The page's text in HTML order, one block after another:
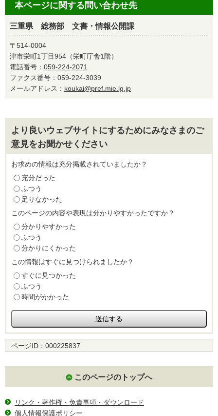
本ページに関する問い合わせ先
三重県 総務部 文書・情報公開課
〒514-0004
津市栄町1丁目954（栄町庁舎1階）
電話番号： 059-224-2071
ファクス番号：059-224-3039
メールアドレス： koukai@pref.mie.lg.jp
より良いウェブサイトにするためにみなさまのご
意見をお聞かせください
お求めの情報は充分掲載されていましたか？
充分だった
ふつう
足りなかった
このページの内容や表現は分かりやすかったですか？
分かりやすかった
ふつう
分かりにくかった
この情報はすぐに見つけられましたか？
すぐに見つかった
ふつう
時間がかかった
ページID： 000225837
このページのトップへ
リンク・著作権・免責事項・ダウンロード
個人情報保護ポリシー